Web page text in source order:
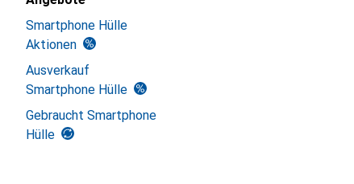
Smartphone Hülle
Aktionen
Ausverkauf
Smartphone Hülle
Gebraucht Smartphone
Hülle